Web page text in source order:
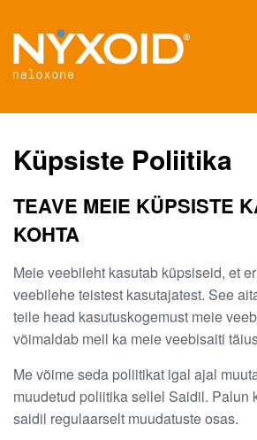
main
content
Küpsiste Poliitika
TEAVE MEIE KÜPSISTE
KOHTA
Meie veebileht kasutab küpsiseid, et
veebilehe teistest kasutajatest. See
teile head kasutuskogemust meie
võimaldab meil ka meie veebisaiti
Me võime seda poliitikat igal ajal
muudetud poliitika sellel Saidil. Palun
saidil regulaarselt muudatuste osas.